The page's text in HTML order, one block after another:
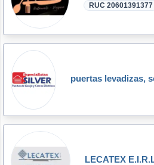
RUC 20601391377
LECATEX